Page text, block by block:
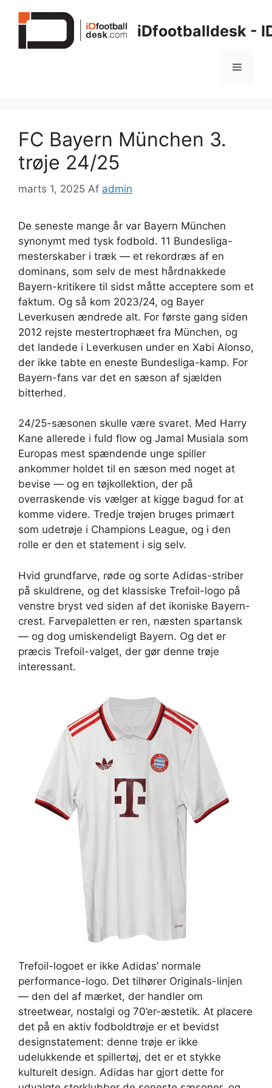
iDfootballdesk -
Menu
FC Bayern München 3.
trøje 24/25
marts 1, 2025 Af admin
De seneste mange år var Bayern München
synonymt med tysk fodbold. 11 Bundesliga-
mesterskaber i træk — et rekordræs af en
dominans, som selv de mest hårdnakkede
Bayern-kritikere til sidst måtte acceptere som et
faktum. Og så kom 2023/24, og Bayer
Leverkusen ændrede alt. For første gang siden
2012 rejste mestertroph​æet fra München, og
det landede i Leverkusen under en Xabi Alonso,
der ikke tabte en eneste Bundesliga-kamp. For
Bayern-fans var det en sæson af sjælden
bitterhed.
24/25-sæsonen skulle være svaret. Med Harry
Kane allerede i fuld flow og Jamal Musiala som
Europas mest spændende unge spiller
ankommer holdet til en sæson med noget at
bevise — og en tøjkollektion, der på
overraskende vis vælger at kigge bagud for at
komme videre. Tredje trøjen bruges primært
som udetrøje i Champions League, og i den
rolle er den et statement i sig selv.
Hvid grundfarve, røde og sorte Adidas-striber
på skuldrene, og det klassiske Trefoil-logo på
venstre bryst ved siden af det ikoniske Bayern-
crest. Farvepaletten er ren, næsten spartansk
— og dog umiskendeligt Bayern. Og det er
præcis Trefoil-valget, der gør denne trøje
interessant.
Trefoil-logoet er ikke Adidas’ normale
performance-logo. Det tilhører Originals-linjen
— den del af mærket, der handler om
streetwear, nostalgi og 70’er-æstetik. At placere
det på en aktiv fodboldtrøje er et bevidst
designstatement: denne trøje er ikke
udelukkende et spillertøj, det er et stykke
kulturelt design. Adidas har gjort dette for